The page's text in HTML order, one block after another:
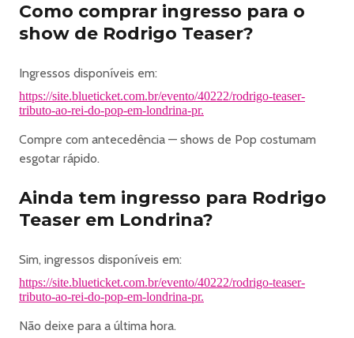
Como comprar ingresso para o
show de Rodrigo Teaser?
Ingressos disponíveis em:
https://site.blueticket.com.br/evento/40222/rodrigo-teaser-
tributo-ao-rei-do-pop-em-londrina-pr.
Compre com antecedência — shows de Pop costumam
esgotar rápido.
Ainda tem ingresso para Rodrigo
Teaser em Londrina?
Sim, ingressos disponíveis em:
https://site.blueticket.com.br/evento/40222/rodrigo-teaser-
tributo-ao-rei-do-pop-em-londrina-pr.
Não deixe para a última hora.